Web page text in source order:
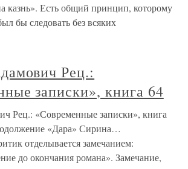
казнь». Есть общий принцип, которому
бы следовать без всяких
Рец.:
записки», книга 64
Рец.: «Современные записки», книга
«Дара» Сирина…
отделывается замечанием:
до окончания романа». Замечание,